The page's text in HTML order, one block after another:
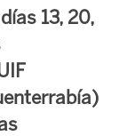
13, 20,